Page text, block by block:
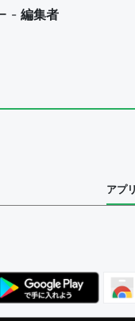
- 編集者
-
-
アプ